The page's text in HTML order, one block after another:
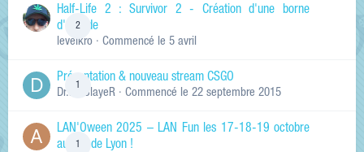
2
Half-Life 2 : Survivor 2 - Création d'une borne
d'arcade
levelkro · Commencé le 5 avril
Présentation & nouveau stream CSGO
Dr.KinSlayeR · Commencé le 22 septembre 2015
LAN'Oween 2025 – LAN Fun les 17-18-19 octobre
au sud de Lyon !